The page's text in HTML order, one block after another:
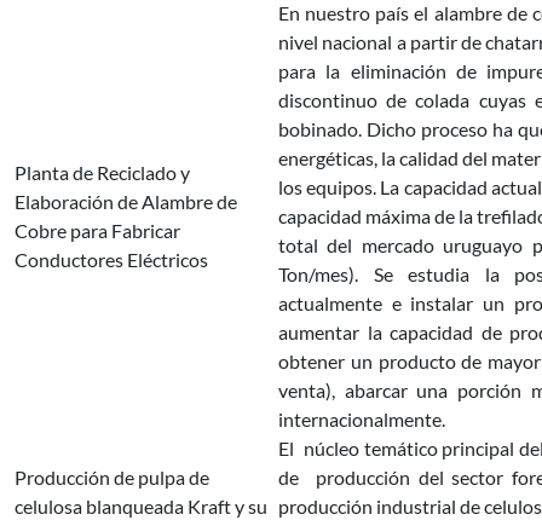
Planta de Reciclado y
Elaboración de Alambre de
Cobre para Fabricar
Conductores Eléctricos
En nuestro país el alambre de
nivel nacional a partir de
para la eliminación de
discontinuo de colada cuyas
bobinado. Dicho proceso ha
energéticas, la calidad del
los equipos. La capacidad
capacidad máxima de la
total del mercado uruguayo
Ton/mes). Se estudia la
actualmente e instalar un
aumentar la capacidad de
obtener un producto de
venta), abarcar una porción
internacionalmente.
Producción de pulpa de
celulosa blanqueada Kraft y su
El núcleo temático principal
de producción del sector
producción industrial de